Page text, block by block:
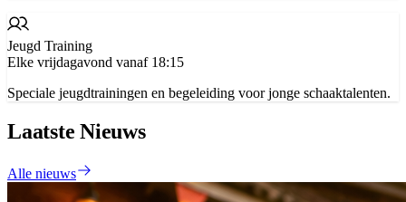
Jeugd Training
Elke vrijdagavond vanaf 18:15
Speciale jeugdtrainingen en begeleiding voor jonge schaaktalenten.
Laatste Nieuws
Alle nieuws